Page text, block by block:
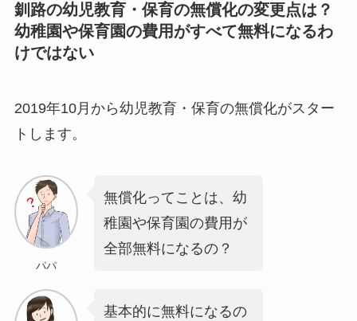
釧路の幼児教育・保育の無償化の変更点は？
幼稚園や保育園の費用がすべて無料になるわ
けではない
2019年10月から幼児教育・保育の無償化がスター
トします。
パパ
無償化ってことは、幼
稚園や保育園の費用が
全部無料になるの？
基本的に無料になるの